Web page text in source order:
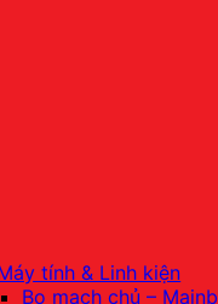
tính & Linh kiện
Bo mạch chủ –